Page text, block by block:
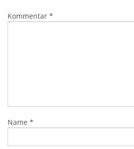
Kommentar *
Name *